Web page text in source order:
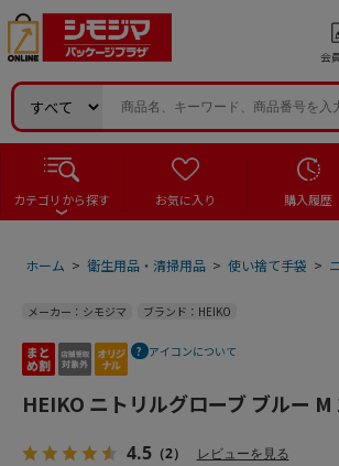
会
カテゴリから探す お気に入り 購入履歴
ホーム > 衛生用品・清掃用品 > 使い捨て手袋 >
メーカー：シモジマ ブランド：HEIKO
アイコンについて
HEIKO ニトリルグローブ ブルー
4.5（2） レビューを見る